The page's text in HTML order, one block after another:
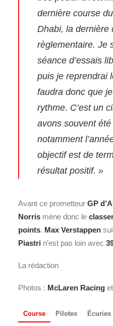
dernière course
Dhabi, la dernière
règlementaire. Je
séance d’essais
puis je reprendrai
faudra donc que
rythme. C’est un
avons souvent
notamment
objectif est de
résultat positif. »
Avant ce prometteur GP
Norris mène donc le
points. Max Verstappen
Piastri n’est pas loin avec
La rédaction
Photos : McLaren Racing
Course Pilotes Écuries